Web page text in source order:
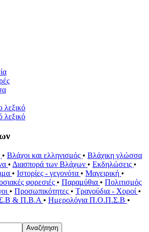
λεξικό
λεξικό
• Βλάχοι και ελληνισμός • Βλάχικη γλώσσα
• Διασπορά των Βλάχων • Εκδηλώσεις •
• Ιστορίες - γεγονότα • Μαγειρική •
φορεσιές • Παραμύθια • Πολιτισμός
• Προσωπικότητες • Τραγούδια - Χοροί •
& Π.Β.Α • Ημερολόγια Π.Ο.Π.Σ.Β •
Αναζήτηση